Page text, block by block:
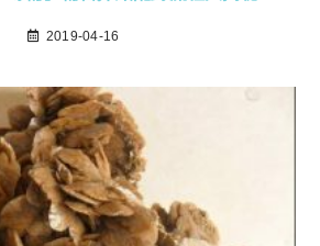
2019-04-16